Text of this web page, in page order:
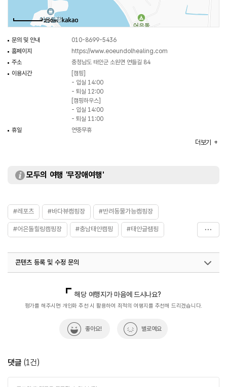
250m
문의 및 안내
010-8699-5436
홈페이지
https://www.eoeundolhealing.com
주소
충청남도 태안군 소원면 연들길 84
이용시간
[캠핑]
- 입실 14:00
- 퇴실 12:00
[캠핑하우스]
- 입실 14:00
- 퇴실 11:00
휴일
연중무휴
- 캠핑하우스 80,000원~130,000원
화장실
있음
더보기
모두의 여행 '무장애여행'
#레포츠 #바다뷰캠핑장 #반려동물가능캠핑장
#어은돌힐링캠핑장 #충남태안캠핑 #태안글램핑
콘텐츠 등록 및 수정 문의
해당 여행지가 마음에 드시나요?
평가를 해주시면 개인화 추천 시 활용하여 최적의 여행지를 추천해 드리겠습니다.
좋아요! 별로예요
댓글 (1건)